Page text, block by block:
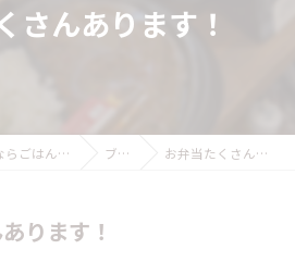
さんあります！
福岡県大牟田市の弁当ならごはんとおかず みけ猫屋 ブログ お弁当たくさんあります！
ります！